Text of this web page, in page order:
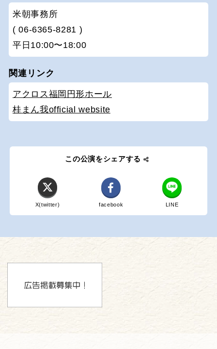
米朝事務所
( 06-6365-8281 )
平日10:00〜18:00
関連リンク
アクロス福岡円形ホール
桂まん我official website
この公演をシェアする
X(twitter) facebook LINE